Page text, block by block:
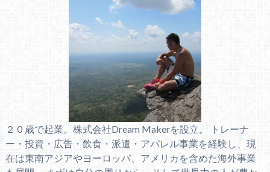
２０歳で起業。株式会社Dream Makerを設立。 トレーナ
ー・投資・広告・飲食・派遣・アパレル事業を経験し、現
在は東南アジアやヨーロッパ、アメリカを含めた海外事業